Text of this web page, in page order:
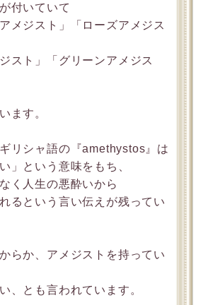
付いていて
メジスト」「ローズアメジス
スト」「グリーンアメジス
ます。
リシャ語の『amethystos』は
」という意味をもち、
く人生の悪酔いから
るという言い伝えが残ってい
らか、アメジストを持ってい
、とも言われています。